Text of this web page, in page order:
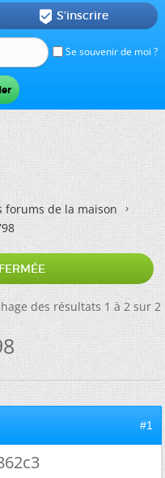
Se souvenir de moi ?
 S'inscrire
forums de la maison
des résultats 1 à 2 sur 2
#1